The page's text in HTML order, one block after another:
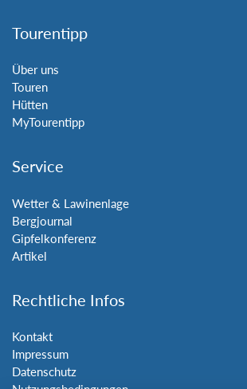
Tourentipp
Über uns
Touren
Hütten
MyTourentipp
Service
Wetter & Lawinenlage
Bergjournal
Gipfelkonferenz
Artikel
Rechtliche Infos
Kontakt
Impressum
Datenschutz